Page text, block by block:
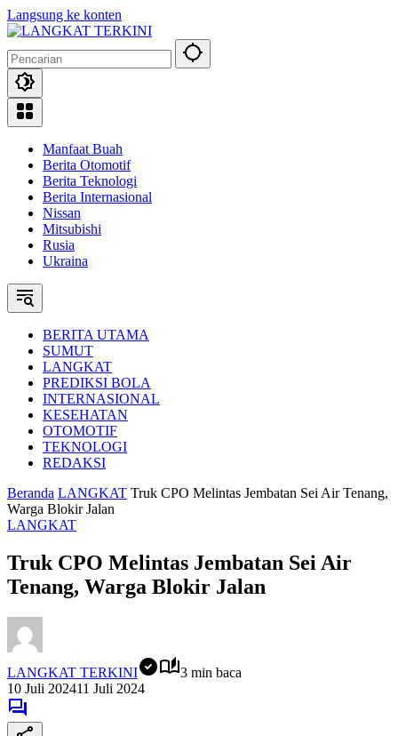
Langsung ke konten
Manfaat Buah
Berita Otomotif
Berita Teknologi
Berita Internasional
Nissan
Mitsubishi
Rusia
Ukraina
BERITA UTAMA
SUMUT
LANGKAT
PREDIKSI BOLA
INTERNASIONAL
KESEHATAN
OTOMOTIF
TEKNOLOGI
REDAKSI
Beranda LANGKAT Truk CPO Melintas Jembatan Sei Air Tenang,
Warga Blokir Jalan
LANGKAT
Truk CPO Melintas Jembatan Sei Air
Tenang, Warga Blokir Jalan
LANGKAT TERKINI
3 min baca
10 Juli 202411 Juli 2024